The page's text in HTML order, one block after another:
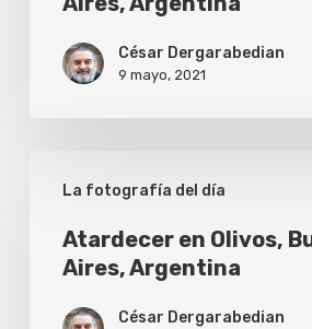
Buenos
Aires,
Argentina
César Dergarabedian
9 mayo, 2021
La fotografía del día
Olivos,
Buenos
Aires,
Atardecer en Olivos,
Aires, Argentina
César Dergarabedian